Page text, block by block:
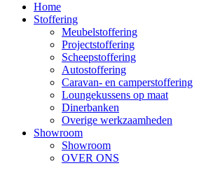
Home
Stoffering
Meubelstoffering
Projectstoffering
Scheepstoffering
Autostoffering
Caravan- en camperstoffering
Loungekussens op maat
Dinerbanken
Overige werkzaamheden
Showroom
Showroom
OVER ONS